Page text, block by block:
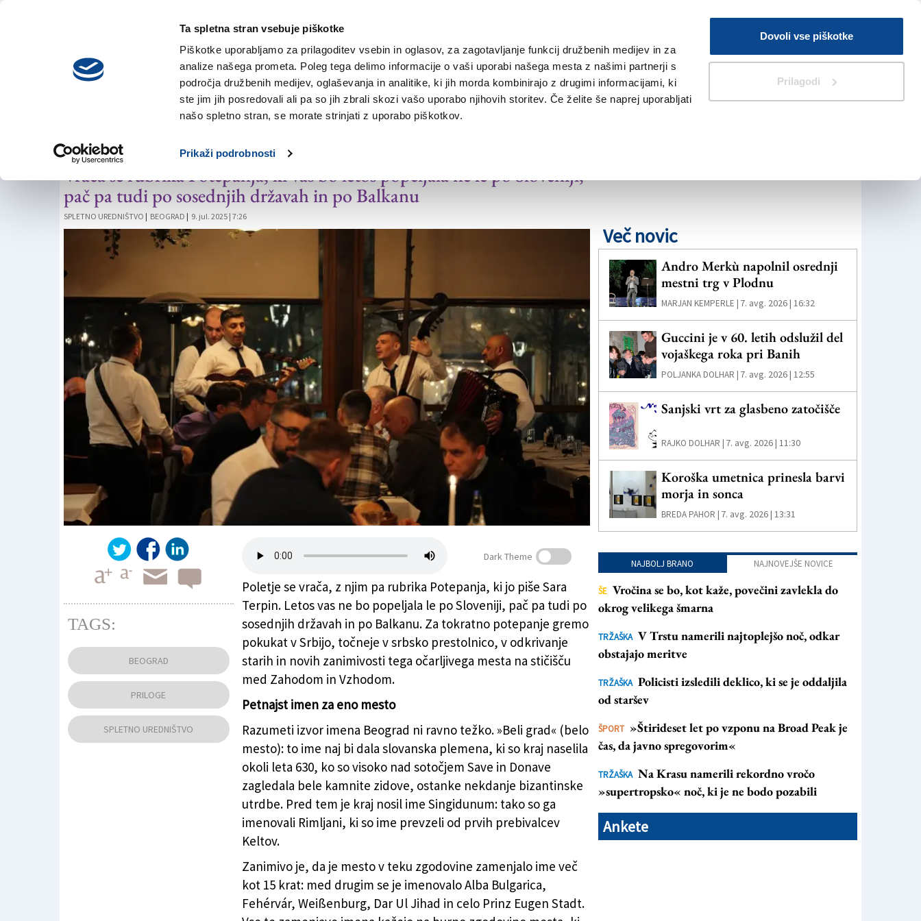
Ta spletna stran vsebuje piškotke
Piškotke uporabljamo za prilagoditev vsebin in oglasov, za zagotavljanje funkcij družbenih medijev in za
analize našega prometa. Poleg tega delimo informacije o vaši uporabi našega mesta z našimi partnerji s
področja družbenih medijev, oglaševanja in analitike, ki jih morda kombinirajo z drugimi informacijami, ki
ste jim jih posredovali ali pa so jih zbrali skozi vašo uporabo njihovih storitev. Če želite še naprej uporabljati
našo spletno stran, se morate strinjati z uporabo piškotkov.
Prikaži podrobnosti
Dovoli vse piškotke
Prilagodi
sobota,
8. avgusta 2026
V Kioskih
Iskanje
NOVICE TRŽAŠKA GORIŠKA KULTURA ŠPORT ŠE
Poletno potepanje po Beogradu
Vrača se rubrika Potepanja, ki vas bo letos popeljala ne le po Sloveniji,
pač pa tudi po sosednjih državah in po Balkanu
SPLETNO UREDNIŠTVO | BEOGRAD | 9. jul. 2025 | 7:26
Ciganski ritmi v Skadarliji v Beogradu (CARLO GHIO)
Dark Theme
Poletje se vrača, z njim pa rubrika Potepanja, ki jo piše Sara
Terpin. Letos vas ne bo popeljala le po Sloveniji, pač pa tudi po
sosednjih državah in po Balkanu. Za tokratno potepanje gremo
pokukat v Srbijo, točneje v srbsko prestolnico, v odkrivanje
starih in novih zanimivosti tega očarljivega mesta na stičišču
med Zahodom in Vzhodom.
Petnajst imen za eno mesto
Razumeti izvor imena Beograd ni ravno težko. »Beli grad« (belo
mesto): to ime naj bi dala slovanska plemena, ki so kraj naselila
okoli leta 630, ko so visoko nad sotočjem Save in Donave
zagledala bele kamnite zidove, ostanke nekdanje bizantinske
utrdbe. Pred tem je kraj nosil ime Singidunum: tako so ga
imenovali Rimljani, ki so ime prevzeli od prvih prebivalcev
Keltov.
Zanimivo je, da je mesto v teku zgodovine zamenjalo ime več
kot 15 krat: med drugim se je imenovalo Alba Bulgarica,
Fehérvár, Weißenburg, Dar Ul Jihad in celo Prinz Eugen Stadt.
TAGS:
BEOGRAD
PRILOGE
SPLETNO UREDNIŠTVO
Več novic
Andro Merkù napolnil osrednji
mestni trg v Plodnu
MARJAN KEMPERLE | 7. avg. 2026 | 16:32
Guccini je v 60. letih odslužil del
vojaškega roka pri Banih
POLJANKA DOLHAR | 7. avg. 2026 | 12:55
Sanjski vrt za glasbeno zatočišče
RAJKO DOLHAR | 7. avg. 2026 | 11:30
Koroška umetnica prinesla barvi
morja in sonca
BREDA PAHOR | 7. avg. 2026 | 13:31
NAJBOLJ BRANO NAJNOVEJŠE NOVICE
ŠE Vročina se bo, kot kaže, povečini zavlekla do
okrog velikega šmarna
TRŽAŠKA V Trstu namerili najtoplejšo noč, odkar
obstajajo meritve
TRŽAŠKA Policisti izsledili deklico, ki se je oddaljila
od staršev
ŠPORT »Štirideset let po vzponu na Broad Peak je
čas, da javno spregovorim«
TRŽAŠKA Na Krasu namerili rekordno vročo
»supertropsko« noč, ki je ne bodo pozabili
Ankete